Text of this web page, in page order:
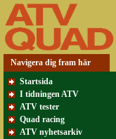
Navigera dig fram här
Startsida
I tidningen ATV
ATV tester
Quad racing
ATV nyhetsarkiv